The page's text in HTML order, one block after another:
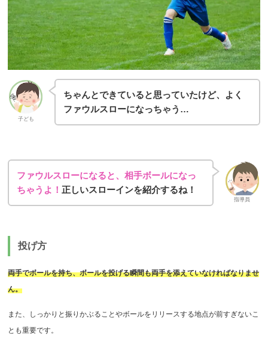
子ども
ちゃんとできていると思っていたけど、よく
ファウルスローになっちゃう…
指導員
ファウルスローになると、相手ボールになっ
ちゃうよ！正しいスローインを紹介するね！
投げ方
両手でボールを持ち、ボールを投げる瞬間も両手を添えていなければなりませ
ん。
また、しっかりと振りかぶることやボールをリリースする地点が前すぎないこ
とも重要です。